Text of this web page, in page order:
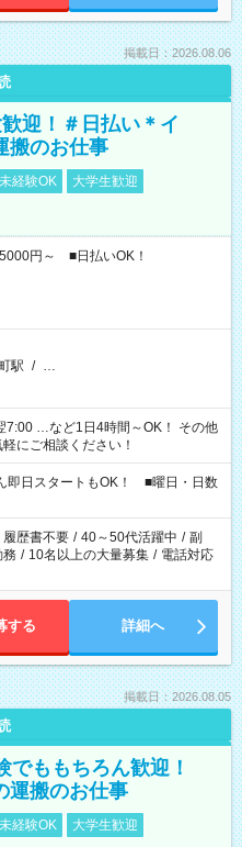
掲載日：2026.08.06
迎！＃日払い＊イ
搬のお仕事
経験OK
大学生歓迎
円～ ■日払いOK！
駅 / …
…など1日4時間～OK！ その他
にご相談ください！
即日スタートもOK！ ■曜日・日数
履歴書不要 / 40～50代活躍中 / 副
務 / 10名以上の大量募集 / 電話対応
する 詳細へ
掲載日：2026.08.05
でももちろん歓迎！
運搬のお仕事
経験OK
大学生歓迎